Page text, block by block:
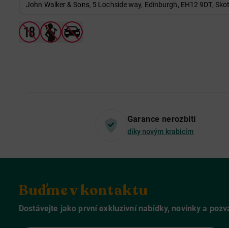
John Walker & Sons, 5 Lochside way, Edinburgh, EH12 9DT,
Garance nerozbití
díky novým krabicím
Buďme v kontaktu
Dostávejte jako první exkluzivní nabídky, novinky a